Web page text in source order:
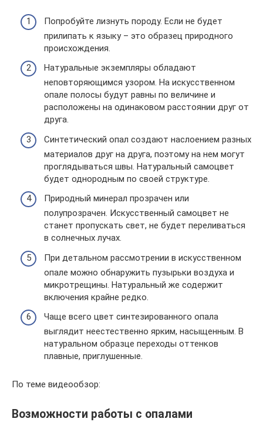
Попробуйте лизнуть породу. Если не будет
прилипать к языку – это образец природного
происхождения.
Натуральные экземпляры обладают
неповторяющимся узором. На искусственном
опале полосы будут равны по величине и
расположены на одинаковом расстоянии друг от
друга.
Синтетический опал создают наслоением разных
материалов друг на друга, поэтому на нем могут
проглядываться швы. Натуральный самоцвет
будет однородным по своей структуре.
Природный минерал прозрачен или
полупрозрачен. Искусственный самоцвет не
станет пропускать свет, не будет переливаться
в солнечных лучах.
При детальном рассмотрении в искусственном
опале можно обнаружить пузырьки воздуха и
микротрещины. Натуральный же содержит
включения крайне редко.
Чаще всего цвет синтезированного опала
выглядит неестественно ярким, насыщенным. В
натуральном образце переходы оттенков
плавные, приглушенные.
По теме видеообзор:
Возможности работы с опалами